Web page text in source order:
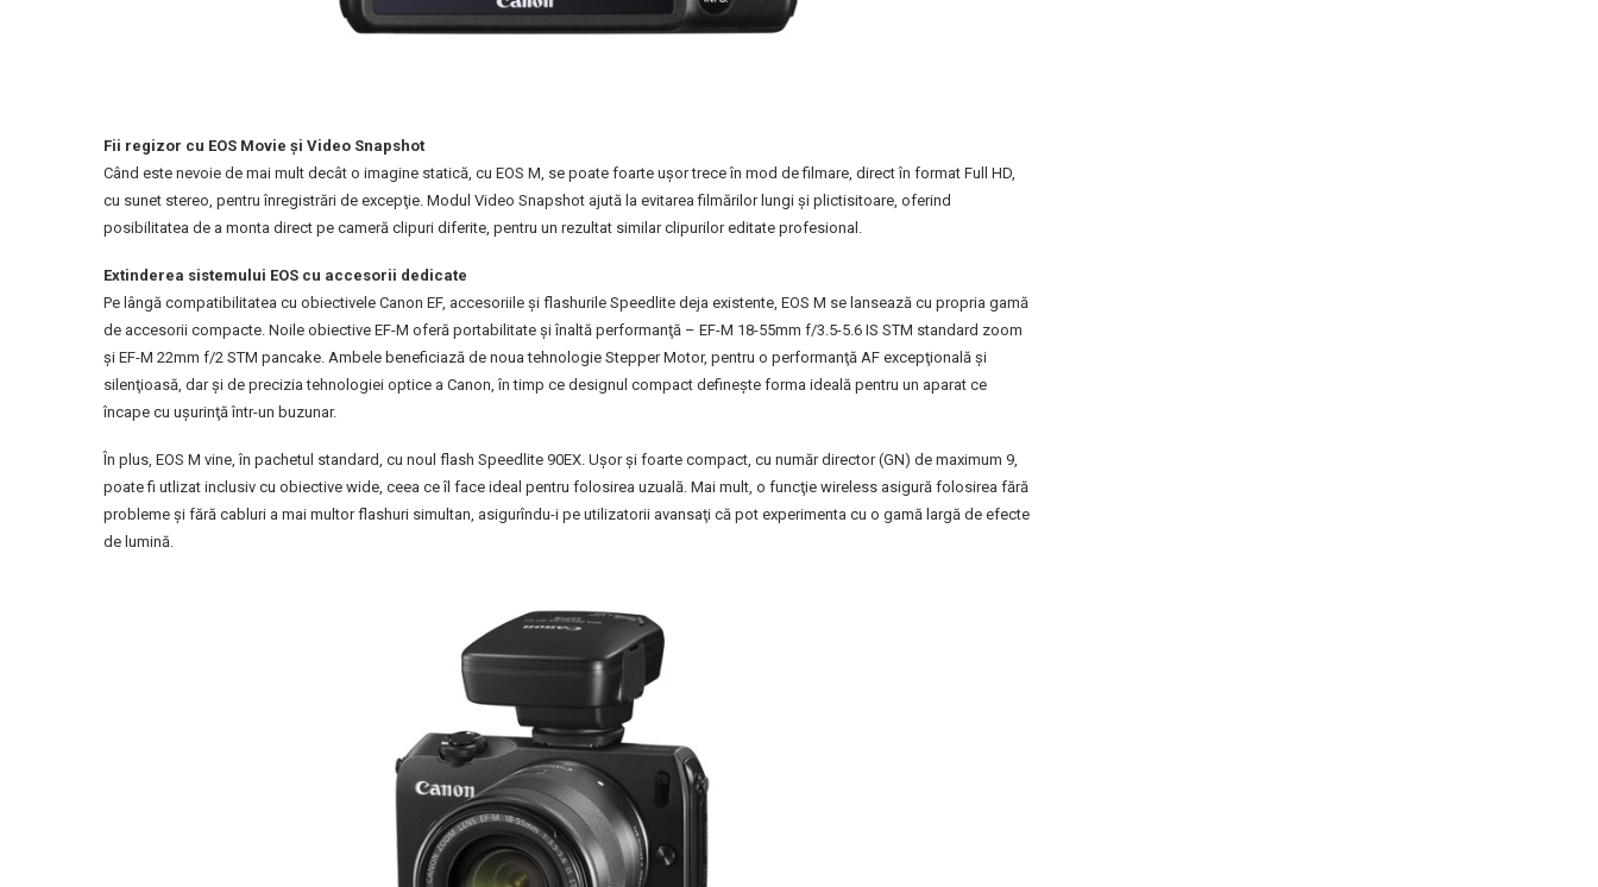
Fii regizor cu EOS Movie şi Video Snapshot
Când este nevoie de mai mult decât o imagine statică, cu EOS M, se poate foarte uşor trece în mod de filmare, direct în format Full HD,
cu sunet stereo, pentru înregistrări de excepţie. Modul Video Snapshot ajută la evitarea filmărilor lungi şi plictisitoare, oferind
posibilitatea de a monta direct pe cameră clipuri diferite, pentru un rezultat similar clipurilor editate profesional.
Extinderea sistemului EOS cu accesorii dedicate
Pe lângă compatibilitatea cu obiectivele Canon EF, accesoriile şi flashurile Speedlite deja existente, EOS M se lansează cu propria gamă
de accesorii compacte. Noile obiective EF-M oferă portabilitate şi înaltă performanţă – EF-M 18-55mm f/3.5-5.6 IS STM standard zoom
şi EF-M 22mm f/2 STM pancake. Ambele beneficiază de noua tehnologie Stepper Motor, pentru o performanţă AF excepţională şi
silenţioasă, dar şi de precizia tehnologiei optice a Canon, în timp ce designul compact defineşte forma ideală pentru un aparat ce
încape cu uşurinţă într-un buzunar.
În plus, EOS M vine, în pachetul standard, cu noul flash Speedlite 90EX. Uşor şi foarte compact, cu număr director (GN) de maximum 9,
poate fi utlizat inclusiv cu obiective wide, ceea ce îl face ideal pentru folosirea uzuală. Mai mult, o funcţie wireless asigură folosirea fără
probleme şi fără cabluri a mai multor flashuri simultan, asigurîndu-i pe utilizatorii avansaţi că pot experimenta cu o gamă largă de efecte
de lumină.